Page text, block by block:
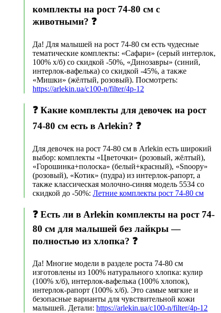
комплекты на рост 74-80 см с
животными? ❓
Да! Для малышей на рост 74-80 см есть чудесные
тематические комплекты: «Сафари» (серый интерлок,
100% х/б) со скидкой -50%, «Динозавры» (синий,
интерлок-вафелька) со скидкой -45%, а также
«Мишки» (жёлтый, розовый). Посмотреть:
https://arlekin.ua/c100-n/filter/4p-12
❓ Какие комплекты для девочек на рост
74-80 см есть в Arlekin? ❓
Для девочек на рост 74-80 см в Arlekin есть широкий
выбор: комплекты «Цветочки» (розовый, жёлтый),
«Горошинка+полоска» (белый+красный), «Snoopy»
(розовый), «Котик» (пудра) из интерлок-рапорт, а
также классическая молочно-синяя модель 5534 со
скидкой до -50%: Летние комплекты рост 74-80 см
❓ Есть ли в Arlekin комплекты на рост 74-
80 см для малышей без лайкры —
полностью из хлопка? ❓
Да! Многие модели в разделе роста 74-80 см
изготовлены из 100% натурального хлопка: кулир
(100% х/б), интерлок-вафелька (100% хлопок),
интерлок-рапорт (100% х/б). Это самые мягкие и
безопасные варианты для чувствительной кожи
малышей. Детали: https://arlekin.ua/c100-n/filter/4p-12